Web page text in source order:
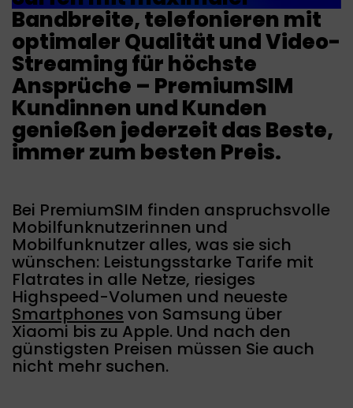
Bandbreite, telefonieren mit
optimaler Qualität und Video-
Streaming für höchste
Ansprüche – PremiumSIM
Kundinnen und Kunden
genießen jederzeit das Beste,
immer zum besten Preis.
Bei PremiumSIM finden anspruchsvolle
Mobilfunknutzerinnen und
Mobilfunknutzer alles, was sie sich
wünschen: Leistungsstarke Tarife mit
Flatrates in alle Netze, riesiges
Highspeed-Volumen und neueste
Smartphones von Samsung über
Xiaomi bis zu Apple. Und nach den
günstigsten Preisen müssen Sie auch
nicht mehr suchen.